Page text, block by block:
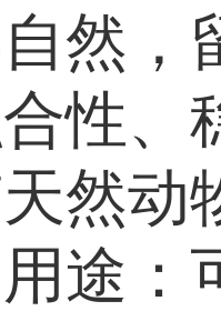
然，
性、
然动
途：